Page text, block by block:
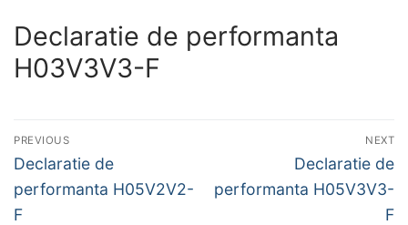
Declaratie de performanta
H03V3V3-F
Navigare
în
articole
PREVIOUS
Previous
post:
Declaratie de
performanta H05V2V2-
F
NEXT
Next
post:
Declaratie de
performanta H05V3V3-
F